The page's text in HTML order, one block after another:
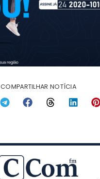
COMPARTILHAR NOTÍCIA